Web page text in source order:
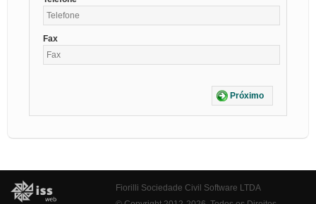
Fax
Próximo
Fiorilli Sociedade Civil Software LTDA